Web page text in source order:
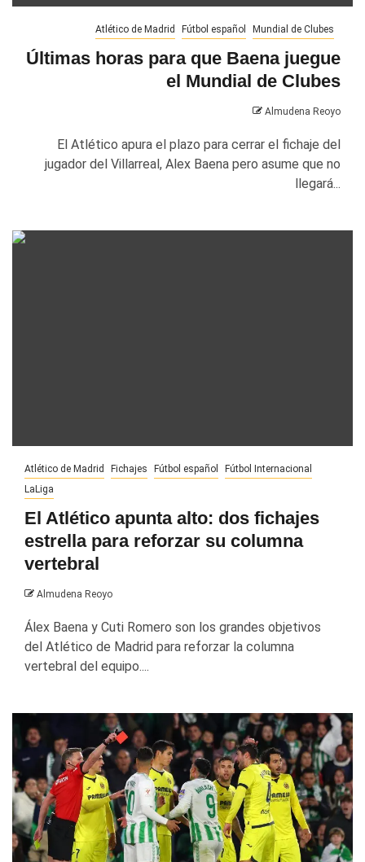
Atlético de Madrid Fútbol español Mundial de Clubes
Últimas horas para que Baena juegue
el Mundial de Clubes
Almudena Reoyo
El Atlético apura el plazo para cerrar el fichaje del
jugador del Villarreal, Alex Baena pero asume que no
llegará...
Atlético de Madrid Fichajes Fútbol español
Fútbol Internacional
LaLiga
El Atlético apunta alto: dos fichajes
estrella para reforzar su columna
vertebral
Almudena Reoyo
Álex Baena y Cuti Romero son los grandes objetivos
del Atlético de Madrid para reforzar la columna
vertebral del equipo....